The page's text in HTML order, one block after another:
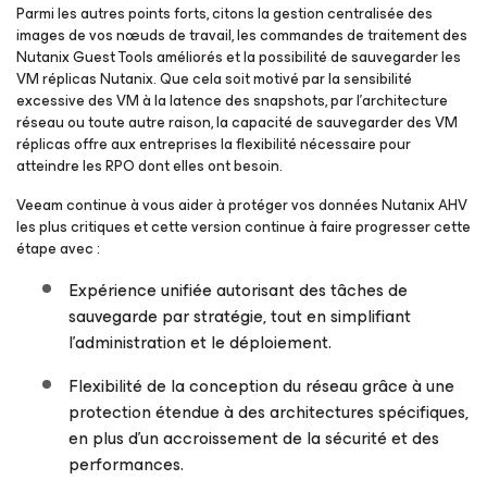
Parmi les autres points forts, citons la gestion centralisée des
images de vos nœuds de travail, les commandes de traitement des
Nutanix Guest Tools améliorés et la possibilité de sauvegarder les
VM réplicas Nutanix. Que cela soit motivé par la sensibilité
excessive des VM à la latence des snapshots, par l’architecture
réseau ou toute autre raison, la capacité de sauvegarder des VM
réplicas offre aux entreprises la flexibilité nécessaire pour
atteindre les RPO dont elles ont besoin.
Veeam continue à vous aider à protéger vos données Nutanix AHV
les plus critiques et cette version continue à faire progresser cette
étape avec :
Expérience unifiée autorisant des tâches de
sauvegarde par stratégie, tout en simplifiant
l’administration et le déploiement.
Flexibilité de la conception du réseau grâce à une
protection étendue à des architectures spécifiques,
en plus d’un accroissement de la sécurité et des
performances.